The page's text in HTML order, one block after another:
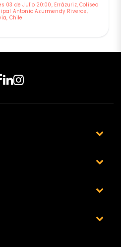
03 de Julio 20:00, Errázuriz, Coliseo
Antonio Azurmendy Riveros,
Chile